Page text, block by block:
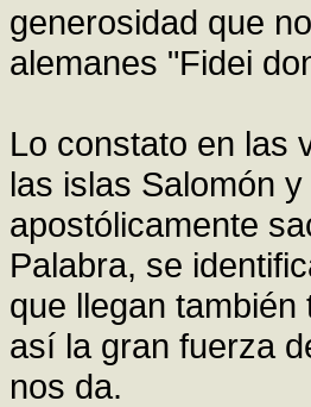
generosidad que
alemanes "Fidei
Lo constato en las
las islas Salomón
apostólicamente
Palabra, se
que llegan
así la gran fuerza
nos da.